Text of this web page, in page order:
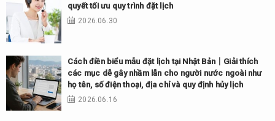
quyết tối ưu quy trình đặt lịch
2026.06.30
Cách điền biểu mẫu đặt lịch tại Nhật Bản｜Giải thích
các mục dễ gây nhầm lẫn cho người nước ngoài như
họ tên, số điện thoại, địa chỉ và quy định hủy lịch
2026.06.16